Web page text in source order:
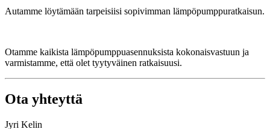
Autamme löytämään tarpeisiisi sopivimman lämpöpumppuratkaisun.
Otamme kaikista lämpöpumppuasennuksista kokonaisvastuun ja
varmistamme, että olet tyytyväinen ratkaisuusi.
Ota yhteyttä
Jyri Kelin